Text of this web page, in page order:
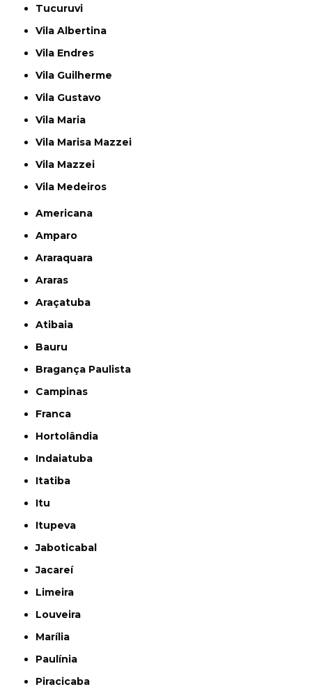
Tucuruvi
Vila Albertina
Vila Endres
Vila Guilherme
Vila Gustavo
Vila Maria
Vila Marisa Mazzei
Vila Mazzei
Vila Medeiros
Americana
Amparo
Araraquara
Araras
Araçatuba
Atibaia
Bauru
Bragança Paulista
Campinas
Franca
Hortolândia
Indaiatuba
Itatiba
Itu
Itupeva
Jaboticabal
Jacareí
Limeira
Louveira
Marília
Paulínia
Piracicaba